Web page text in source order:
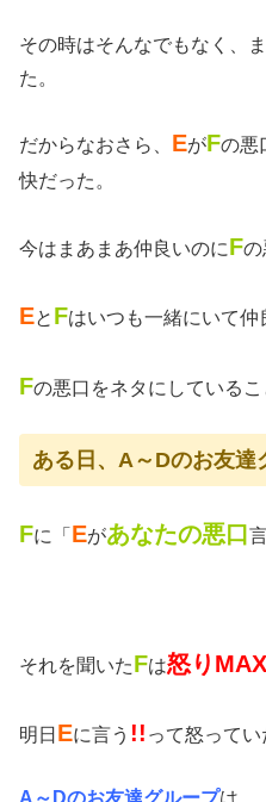
その時はそんなでもなく、
た。
だからなおさら、 EがFの悪
快だった。
今はまあまあ仲良いのにFの
Eと Fはいつも一緒にいて仲
Fの悪口をネタにしているこ
ある日、A～Dのお友達
Fに「 Eがあなたの悪口
それを聞いたFは怒りMAX
明日 Eに言う !! って怒ってい
A～Dのお友達グループは